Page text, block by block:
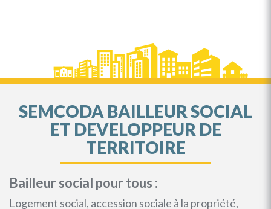
SEMCODA BAILLEUR SOCIAL
ET DEVELOPPEUR DE
TERRITOIRE
Bailleur social pour tous :
Logement social, accession sociale à la propriété,